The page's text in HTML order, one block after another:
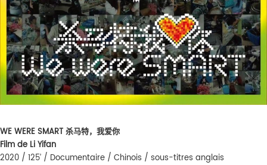
WE WERE SMART 杀马特，我爱你
Film de Li Yifan
2020 / 125’ / Documentaire / Chinois / sous-titres anglais